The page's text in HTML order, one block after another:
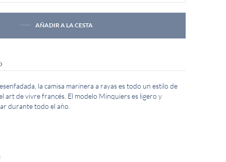
AÑADIR A LA CESTA
la camisa marinera a rayas es todo un estilo de
art de vivre francés. El modelo Minquiers es ligero y
durante todo el año.